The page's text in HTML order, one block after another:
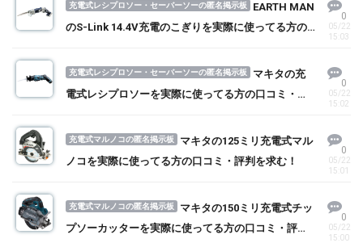
充電式レシプロソー・セーバーソーの匿名掲示板
EARTH MAN
のS-Link 14.4V充電のこぎりを実際に使ってる方の
0
05/22
15:03
充電式レシプロソー・セーバーソーの匿名掲示板
マキタの充
電式レシプロソーを実際に使ってる方の口コミ・評
0
05/22
15:02
充電式マルノコの匿名掲示板
マキタの125ミリ充電式マル
ノコを実際に使ってる方の口コミ・評判を求む！
0
05/22
15:01
充電式マルノコの匿名掲示板
マキタの150ミリ充電式チッ
プソーカッターを実際に使ってる方の口コミ・評判
0
05/22
15:00